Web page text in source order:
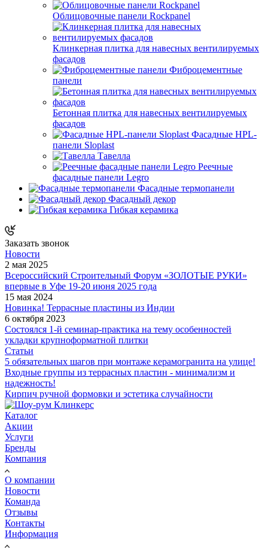
Облицовочные панели Rockpanel
Клинкерная плитка для навесных вентилируемых
фасадов
Фиброцементные
панели
Бетонная плитка для навесных вентилируемых
фасадов
Фасадные HPL-
панели Sloplast
Тавелла
Реечные
фасадные панели Legro
Фасадные термопанели
Фасадный декор
Гибкая керамика
Заказать звонок
Новости
2 мая 2025
Всероссийский Строительный Форум «ЗОЛОТЫЕ РУКИ»
впервые в Уфе 19-20 июня 2025 года
15 мая 2024
Новинка! Террасные пластины из Индии
6 октября 2023
Состоялся 1-й семинар-практика на тему особенностей
укладки крупноформатной плитки
Статьи
5 обязательных шагов при монтаже керамогранита на улице!
Входные группы из террасных пластин - минимализм и
надежность!
Кирпич ручной формовки и эстетика случайности
Каталог
Акции
Услуги
Бренды
Компания
О компании
Новости
Команда
Отзывы
Контакты
Информация